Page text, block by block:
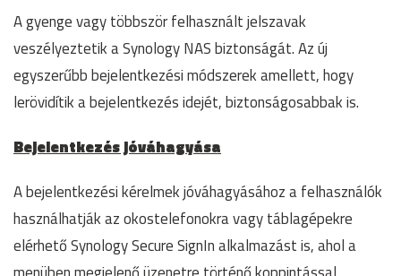
A gyenge vagy többször felhasznált jelszavak
veszélyeztetik a Synology NAS biztonságát. Az új
egyszerűbb bejelentkezési módszerek amellett, hogy
lerövidítik a bejelentkezés idejét, biztonságosabbak is.
Bejelentkezés jóváhagyása
A bejelentkezési kérelmek jóváhagyásához a felhasználók
használhatják az okostelefonokra vagy táblagépekre
elérhető Synology Secure SignIn alkalmazást is, ahol a